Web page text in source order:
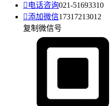
 电话咨询021-51693310
添加微信17317213012
复制微信号